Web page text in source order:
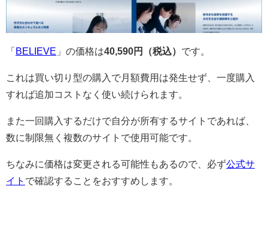
「 BELIEVE 」の価格は40,590円（税込） です。
これは買い切り型の購入で月額費用は発生せず、一度購入
すれば追加コストなく使い続けられます。
また一回購入するだけで自分が所有するサイトであれば、
数に制限無く複数のサイトで使用可能です。
ちなみに価格は変更される可能性もあるので、必ず公式サ
イト で確認することをおすすめします。